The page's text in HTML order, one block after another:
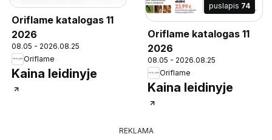
Oriflame katalogas 11
2026
08.05 - 2026.08.25
Oriflame
Kaina leidinyje
puslapis 74
Oriflame katalogas 11
2026
08.05 - 2026.08.25
Oriflame
Kaina leidinyje
REKLAMA